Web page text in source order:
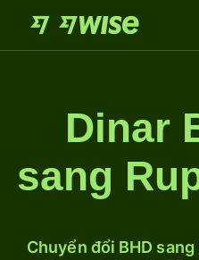
Dinar
sang
Chuyển đổi BHD